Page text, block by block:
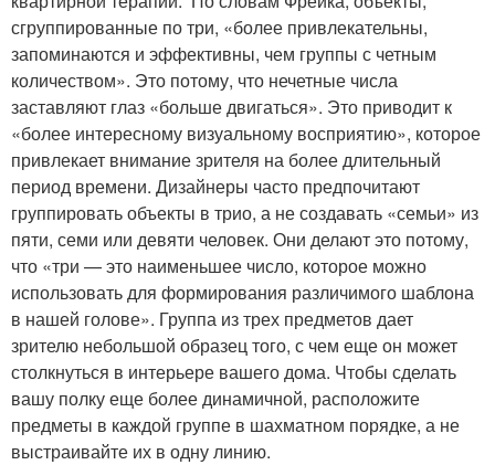
сгруппированные по три, «более привлекательны,
запоминаются и эффективны, чем группы с четным
количеством». Это потому, что нечетные числа
заставляют глаз «больше двигаться». Это приводит к
«более интересному визуальному восприятию», которое
привлекает внимание зрителя на более длительный
период времени. Дизайнеры часто предпочитают
группировать объекты в трио, а не создавать «семьи» из
пяти, семи или девяти человек. Они делают это потому,
что «три — это наименьшее число, которое можно
использовать для формирования различимого шаблона
в нашей голове». Группа из трех предметов дает
зрителю небольшой образец того, с чем еще он может
столкнуться в интерьере вашего дома. Чтобы сделать
вашу полку еще более динамичной, расположите
предметы в каждой группе в шахматном порядке, а не
выстраивайте их в одну линию.